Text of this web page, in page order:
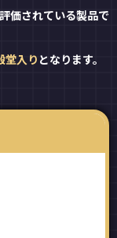
価されている製品で
堂入り となります。